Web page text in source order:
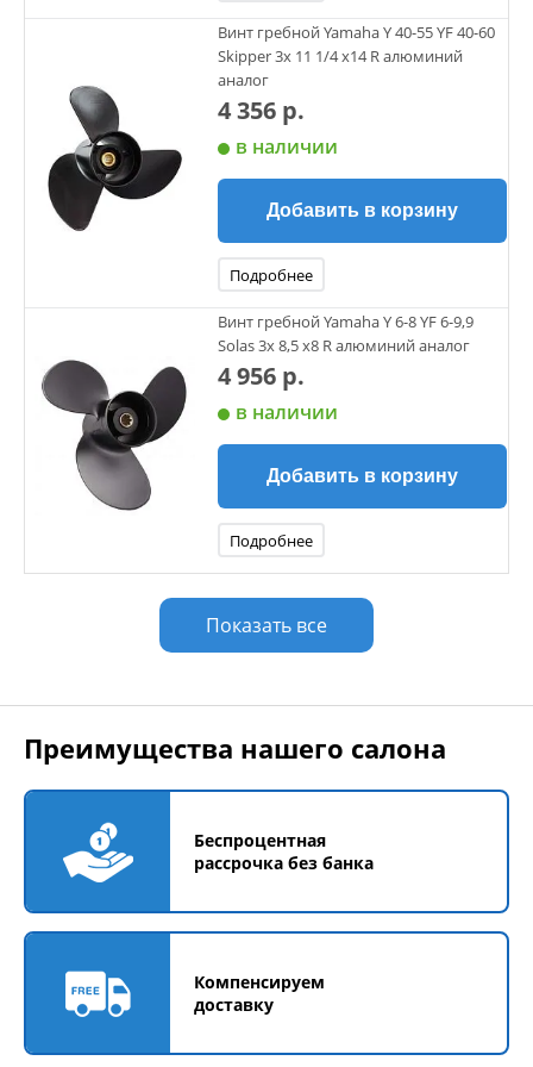
DF 50A (4-х такт.) с 2010 г.
DF 60A (4-х такт.) с 2010 г.
DT 65 1985 - 1997 гг.
TOHATSU
35 л.с. (только 35B) до 1984 г.
40 л.с. 1984 г. - наст. время
50 л.с. (кроме 50C) 1992 г. - наст. время
BF 40 л.с. 1995 г. - наст. время
BF 45 л.с. 1991 - 1994 гг.
BF 50/50A л.с. 1995 г. - наст. время
BF 60 2010 г. - наст. время
Винт гребной Yamaha Y 40-55 YF 40-60
Skipper 3х 11 1/4 х14 R алюминий
аналог
4 356 р.
в наличии
Добавить в корзину
Подробнее
Винт гребной Yamaha Y 6-8 YF 6-9,9
Solas 3х 8,5 х8 R алюминий аналог
4 956 р.
в наличии
Добавить в корзину
Подробнее
Показать все
Преимущества нашего салона
Беспроцентная
рассрочка без банка
Компенсируем
доставку